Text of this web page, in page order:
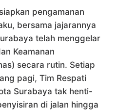
pengamanan
bersama jajarannya
telah menggelar
Keamanan
secara rutin. Setiap
pagi, Tim Respati
Surabaya tak henti-
di jalan hingga